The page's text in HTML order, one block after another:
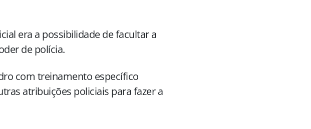
era a possibilidade de facultar a
de polícia.
com treinamento específico
atribuições policiais para fazer a